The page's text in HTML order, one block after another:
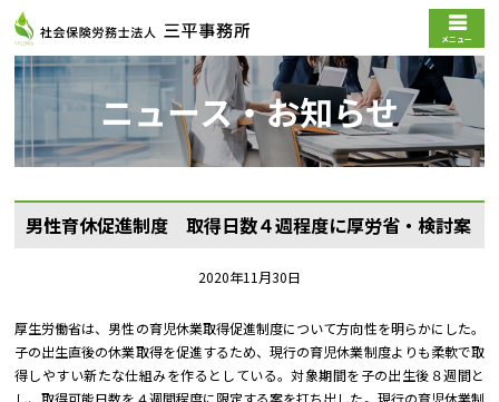
メニュー
ニュース・お知らせ
男性育休促進制度 取得日数４週程度に――厚労省・検討案
2020年11月30日
厚生労働省は、男性の育児休業取得促進制度について方向性を明らかにした。
子の出生直後の休業取得を促進するため、現行の育児休業制度よりも柔軟で取
得しやすい新たな仕組みを作るとしている。対象期間を子の出生後８週間と
し、取得可能日数を４週間程度に限定する案を打ち出した。現行の育児休業制